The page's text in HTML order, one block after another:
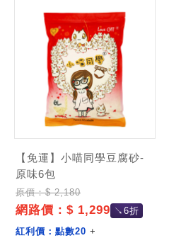
【免運】小喵同學豆腐砂-
原味6包
原價：$ 2,180
網路價：$ 1,299 ↘6折
紅利價： 點數20 +